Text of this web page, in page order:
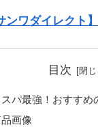
ワダイレクト】
目次
スパ最強！おすすめ
画像